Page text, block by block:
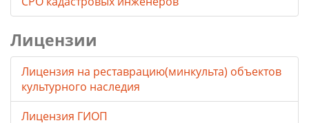
Лицензии
Лицензия на реставрацию(минкульта) объектов
культурного наследия
Лицензия ГИОП